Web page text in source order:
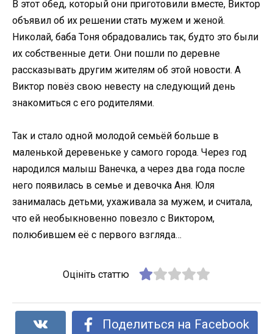
В этот обед, который они приготовили вместе, Виктор
объявил об их решении стать мужем и женой.
Николай, баба Тоня обрадовались так, будто это были
их собственные дети. Они пошли по деревне
рассказывать другим жителям об этой новости. А
Виктор повёз свою невесту на следующий день
знакомиться с его родителями.
Так и стало одной молодой семьёй больше в
маленькой деревеньке у самого города. Через год
народился малыш Ванечка, а через два года после
него появилась в семье и девочка Аня. Юля
занималась детьми, ухаживала за мужем, и считала,
что ей необыкновенно повезло с Виктором,
полюбившем её с первого взгляда…
Оцініть статтю
Поделиться на Facebook